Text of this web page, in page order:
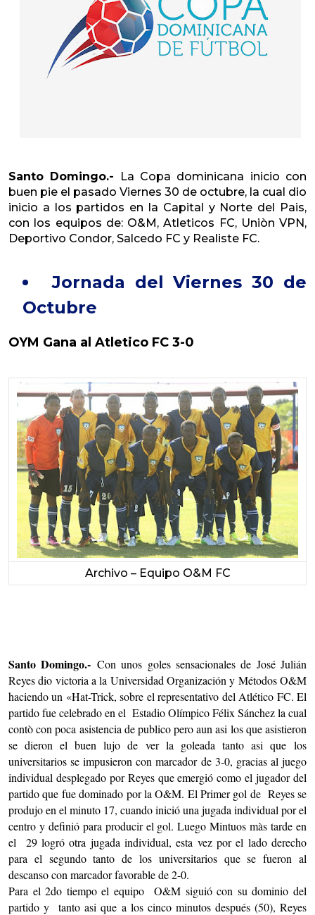
Santo Domingo.- La Copa dominicana inicio con
buen pie el pasado Viernes 30 de octubre, la cual dio
inicio a los partidos en la Capital y Norte del Pais,
con los equipos de: O&M, Atleticos FC, Uniòn VPN,
Deportivo Condor, Salcedo FC y Realiste FC.
Jornada del Viernes 30 de
Octubre
OYM Gana al Atletico FC 3-0
Archivo – Equipo O&M FC
Santo Domingo.- Con unos goles sensacionales de José Julián
Reyes dio victoria a la Universidad Organización y Métodos O&M
haciendo un «Hat-Trick, sobre el representativo del Atlético FC. El
partido fue celebrado en el Estadio Olímpico Félix Sánchez la cual
contò con poca asistencia de publico pero aun asi los que asistieron
se dieron el buen lujo de ver la goleada tanto asi que los
universitarios se impusieron con marcador de 3-0, gracias al juego
individual desplegado por Reyes que emergió como el jugador del
partido que fue dominado por la O&M. El Primer gol de Reyes se
produjo en el minuto 17, cuando inició una jugada individual por el
centro y definió para producir el gol. Luego Mintuos màs tarde en
el 29 logró otra jugada individual, esta vez por el lado derecho
para el segundo tanto de los universitarios que se fueron al
descanso con marcador favorable de 2-0.
Para el 2do tiempo el equipo O&M siguió con su dominio del
partido y tanto asi que a los cinco minutos después (50), Reyes